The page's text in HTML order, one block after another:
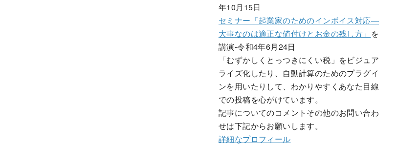
年10月15日
セミナー「起業家のためのインボイス対応―
大事なのは適正な値付けとお金の残し方」 を
講演-令和4年6月24日
「むずかしくとっつきにくい税」をビジュア
ライズ化したり、自動計算のためのプラグイ
ンを用いたりして、わかりやすくあなた目線
での投稿を心がけています。
記事についてのコメントその他のお問い合わ
せは下記からお願いします。
詳細なプロフィール